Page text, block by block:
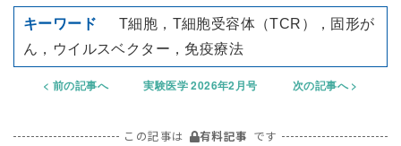
T細胞，T細胞受容体（TCR），固形が
ん，ウイルスベクター，免疫療法
前の記事へ 実験医学 2026年2月号 次の記事へ
この記事は 有料記事 です